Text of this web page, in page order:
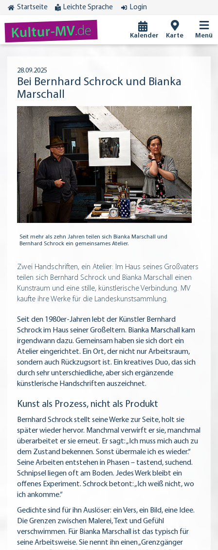
Startseite Leichte Sprache Login
Kultur-MV.de Kalender Karte Menü
28.09.2025
Bei Bernhard Schrock und Bianka
Marschall
Seit mehr als zehn Jahren teilen sich Bianka Marschall und
Bernhard Schrock ein gemeinsames Atelier.
Zwei Handschriften, ein Atelier: Im Haus seines Großvaters
teilen sich Bernhard Schrock und Bianka Marschall einen
Kunstraum und eine stille, künstlerische Verbindung. MV
kaufte ihre Werke für die Landeskunstsammlung.
Seit den 1980er-Jahren lebt der Künstler Bernhard
Schrock im Haus seiner Großeltern. Bianka Marschall kam
irgendwann dazu. Gemeinsam haben sie sich dort ein
Atelier eingerichtet. Ein Ort, der nicht nur Arbeitsraum,
sondern auch Rückzugsort ist. Ein kreatives Duo, das sich
durch sehr unterschiedliche, aber sich ergänzende
künstlerische Handschriften auszeichnet.
Kunst als Prozess, nicht als Produkt
Bernhard Schrock stellt seine Werke zur Seite, holt sie
später wieder hervor. Manchmal verwirft er sie, manchmal
überarbeitet er sie erneut. Er sagt: „Ich muss mich auch zu
dem Zustand bekennen. Sonst übermale ich es wieder.“
Seine Arbeiten entstehen in Phasen – tastend, suchend.
Schnipsel liegen oft am Boden. Jedes Werk bleibt ein
offenes Experiment. Schrock betont: „Ich weiß nicht, wo
ich ankomme.“
Gedichte sind für ihn Auslöser: ein Vers, ein Bild, eine Idee.
Die Grenzen zwischen Malerei, Text und Gefühl
verschwimmen. Für Bianka Marschall ist das typisch für
seine Arbeitsweise. Sie nennt ihn einen „Grenzgänger